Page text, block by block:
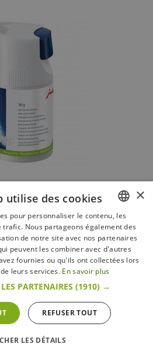
de Lait (Minitabs) 90 g
14,90 €
En stock
FRENCH
DUTCH
×
utilise des cookies
pour personnaliser le contenu, les
Nous partageons également des
de notre site avec nos partenaires
peuvent les combiner avec d'autres
fournies ou qu'ils ont collectées lors
leurs services. En savoir plus
PARTENAIRES (1910) →
REFUSER TOUT
LES DÉTAILS